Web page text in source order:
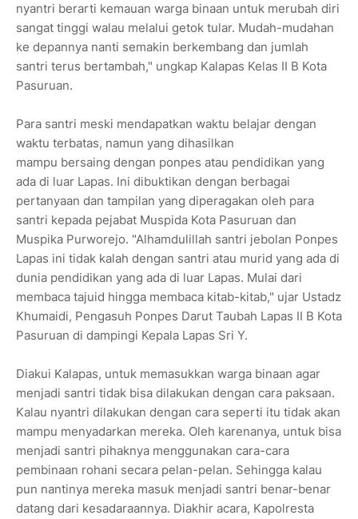
nyantri berarti kemauan warga binaan untuk merubah diri
sangat tinggi walau melalui getok tular. Mudah-mudahan
ke depannya nanti semakin berkembang dan jumlah
santri terus bertambah," ungkap Kalapas Kelas II B Kota
Pasuruan.
Para santri meski mendapatkan waktu belajar dengan
waktu terbatas, namun yang dihasilkan
mampu bersaing dengan ponpes atau pendidikan yang
ada di luar Lapas. Ini dibuktikan dengan berbagai
pertanyaan dan tampilan yang diperagakan oleh para
santri kepada pejabat Muspida Kota Pasuruan dan
Muspika Purworejo. "Alhamdulillah santri jebolan Ponpes
Lapas ini tidak kalah dengan santri atau murid yang ada di
dunia pendidikan yang ada di luar Lapas. Mulai dari
membaca tajuid hingga membaca kitab-kitab," ujar Ustadz
Khumaidi, Pengasuh Ponpes Darut Taubah Lapas II B Kota
Pasuruan di dampingi Kepala Lapas Sri Y.
Diakui Kalapas, untuk memasukkan warga binaan agar
menjadi santri tidak bisa dilakukan dengan cara paksaan.
Kalau nyantri dilakukan dengan cara seperti itu tidak akan
mampu menyadarkan mereka. Oleh karenanya, untuk bisa
menjadi santri pihaknya menggunakan cara-cara
pembinaan rohani secara pelan-pelan. Sehingga kalau
pun nantinya mereka masuk menjadi santri benar-benar
datang dari kesadaraannya. Diakhir acara, Kapolresta